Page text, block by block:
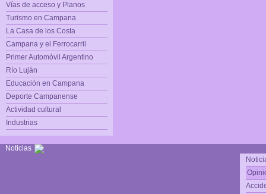
Vías de acceso y Planos
Turismo en Campana
La Casa de los Costa
Campana y el Ferrocarril
Primer Automóvil Argentino
Río Luján
Educación en Campana
Deporte Campanense
Actividad cultural
Industrias
Noticias